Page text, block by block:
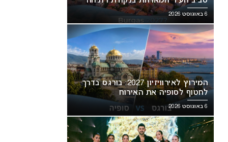
6 באוגוסט 2026
המירוץ לאירוויזיון 2027: בורגס בדרך
לחטוף לסופיה את האירוח
6 באוגוסט 2026